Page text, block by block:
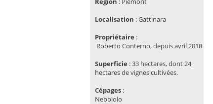
Localisation : Gattinara
Propriétaire :
Roberto Conterno, depuis avril 2018
Superficie :33 hectares, dont 24
hectares de vignes cultivées.
Cépages :
Nebbiolo